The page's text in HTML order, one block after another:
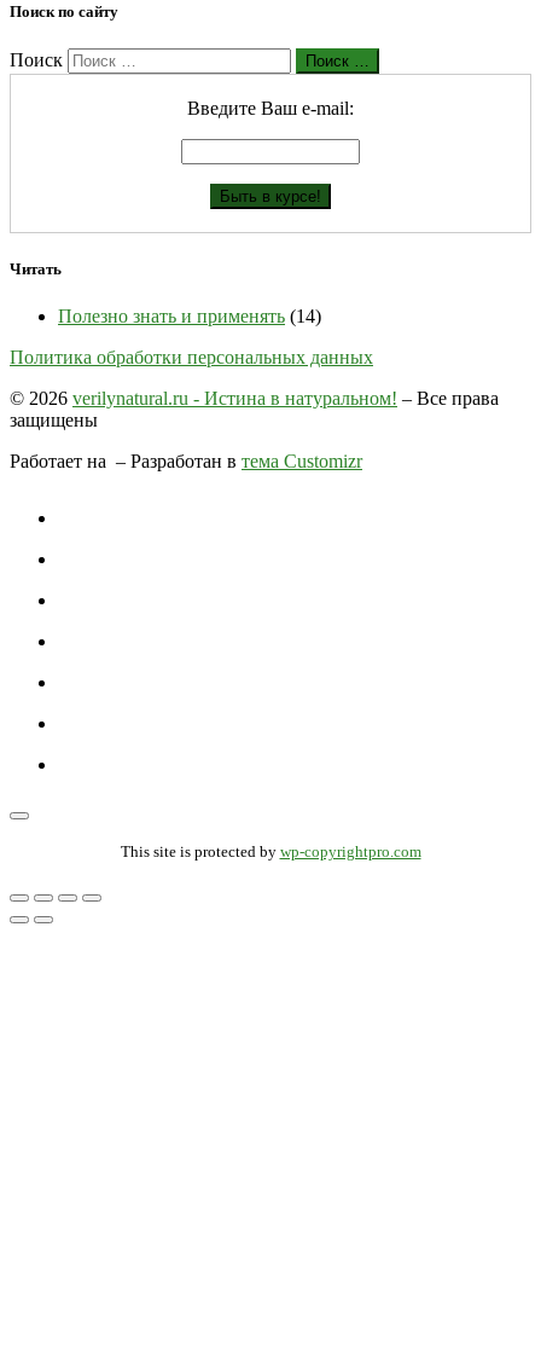
Поиск по сайту
Поиск Поиск …
Введите Ваш е-mail:
Читать
Полезно знать и применять (14)
Политика обработки персональных данных
© 2026 verilynatural.ru - Истина в натуральном! – Все права
защищены
Работает на – Разработан в тема Customizr
This site is protected by wp-copyrightpro.com